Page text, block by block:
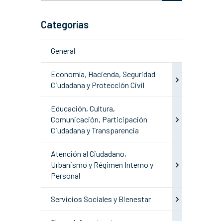
Categorías
General
Economía, Hacienda, Seguridad
Ciudadana y Protección Civil
Educación, Cultura,
Comunicación, Participación
Ciudadana y Transparencia
Atención al Ciudadano,
Urbanismo y Régimen Interno y
Personal
Servicios Sociales y Bienestar